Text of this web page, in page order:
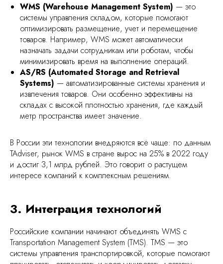
WMS (Warehouse Management System) — это
системы управления складом, которые помогают
оптимизировать размещение, учет и перемещение
товаров. Например, WMS может автоматически
назначать задачи сотрудникам или роботам, чтобы
минимизировать время на выполнение операций.
AS/RS (Automated Storage and Retrieval
Systems) — автоматизированные системы хранения и
извлечения товаров. Они особенно эффективны на
складах с высокой плотностью хранения, где каждый
метр пространства имеет значение.
В России эти технологии внедряются всё чаще: по данным
TAdviser, рынок WMS в стране вырос на 25% в 2022 году
и достиг 3,1 млрд рублей. Это говорит о растущем
интересе компаний к комплексным решениям.
3. Интеграция технологий
Российские компании начинают объединять WMS с
Transportation Management System (TMS). TMS — это
системы управления транспортировкой, которые помогают